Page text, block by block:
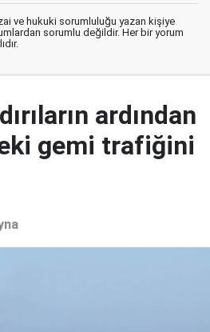
ve hukuki sorumluluğu yazan kişiye
sorumlu değildir. Her bir yorum
ardından
gemi trafiğini